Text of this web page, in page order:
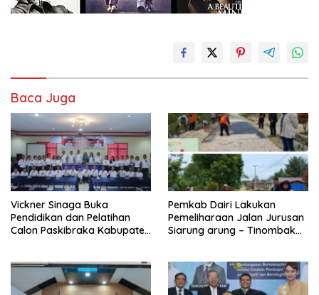
Baca Juga
Vickner Sinaga Buka
Pendidikan dan Pelatihan
Calon Paskibraka Kabupaten
Pemkab Dairi Lakukan
Pemeliharaan Jalan Jurusan
Siarung arung – Tinombak